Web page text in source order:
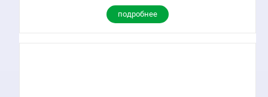
подробнее